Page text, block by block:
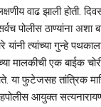
वाढ झाली होती.
पोलीस ठाण्यांना अशा
यांनी त्यांच्या गुन्हे
एक बाईक
या फुटेजसह तांत्रिक
सहपोलीस आयुक्त